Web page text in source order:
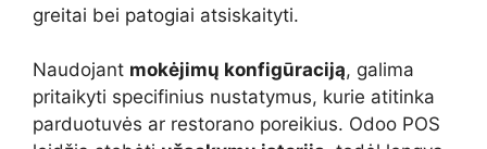
greitai bei patogiai atsiskaityti.
Naudojant mokėjimų konfigūraciją, galima
pritaikyti specifinius nustatymus, kurie atitinka
parduotuvės ar restorano poreikius. Odoo POS